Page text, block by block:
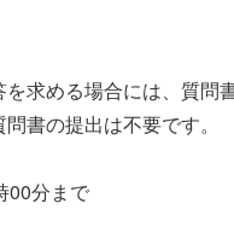
求める場合には、質問
書の提出は不要です。
00分まで